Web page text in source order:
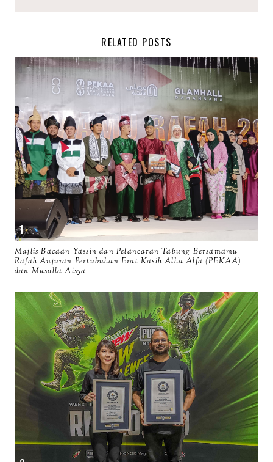
RELATED POSTS
Majlis Bacaan Yassin dan Pelancaran Tabung Bersamamu
Rafah Anjuran Pertubuhan Erat Kasih Alha Alfa (PEKAA)
dan Musolla Aisya